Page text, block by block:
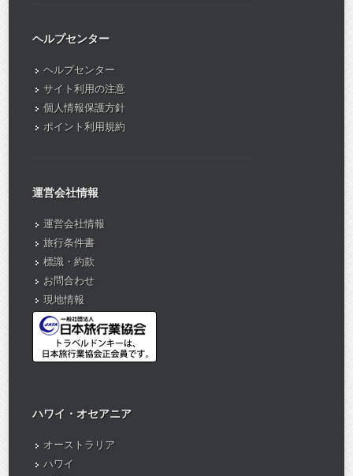
ヘルプセンター
ヘルプセンター
サイト利用の注意
個人情報保護方針
ポイント利用規約
運営会社情報
運営会社情報
旅行条件書
標識・約款
お問合わせ
現地情報
ハワイ・オセアニア
オーストラリア
ハワイ